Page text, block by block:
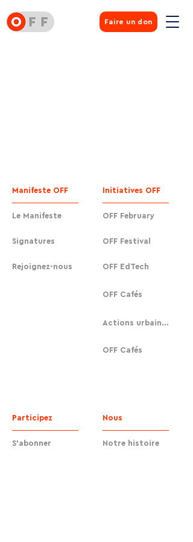
Faire un don
Manifeste OFF
Le Manifeste
Signatures
Rejoignez-nous
Initiatives OFF
OFF February
OFF Festival
OFF EdTech
OFF Cafés
Actions urbaines
OFF Cafés
Participez
S'abonner
Nous
Notre histoire